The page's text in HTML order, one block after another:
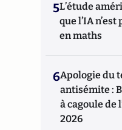
5L’étude
que l’IA
en maths
6Apologie du
antisémite :
à cagoule de
2026